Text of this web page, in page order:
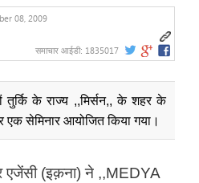
08, 2009
समाचार आईडी: 1835017
तुर्कि के राज्य ,,मिर्सन,, के शहर के
सेमिनार आयोजित किया गया।
एजेंसी (इक़ना) ने ,,MEDYA